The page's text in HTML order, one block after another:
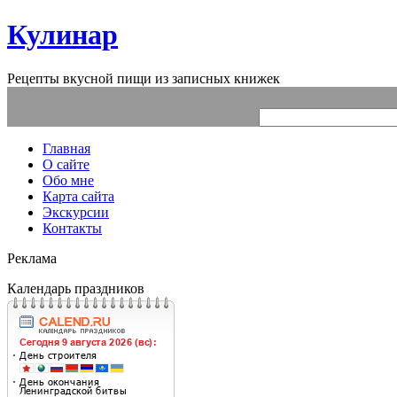
Кулинар
Рецепты вкусной пищи из записных книжек
Главная
О сайте
Обо мне
Карта сайта
Экскурсии
Контакты
Реклама
Календарь праздников